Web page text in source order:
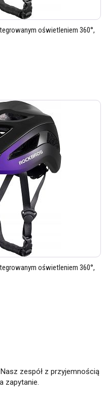
oświetleniem 360°,
oświetleniem 360°,
zespół z przyjemnością
zapytanie.